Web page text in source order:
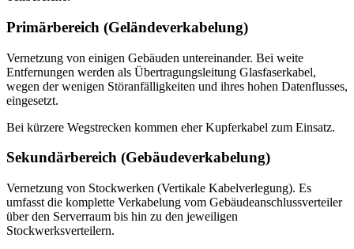
Primärbereich (Geländeverkabelung)
Vernetzung von einigen Gebäuden untereinander. Bei weite
Entfernungen werden als Übertragungsleitung Glasfaserkabel,
wegen der wenigen Störanfälligkeiten und ihres hohen Datenflusses,
eingesetzt.
Bei kürzere Wegstrecken kommen eher Kupferkabel zum Einsatz.
Sekundärbereich (Gebäudeverkabelung)
Vernetzung von Stockwerken (Vertikale Kabelverlegung). Es
umfasst die komplette Verkabelung vom Gebäudeanschlussverteiler
über den Serverraum bis hin zu den jeweiligen
Stockwerksverteilern.